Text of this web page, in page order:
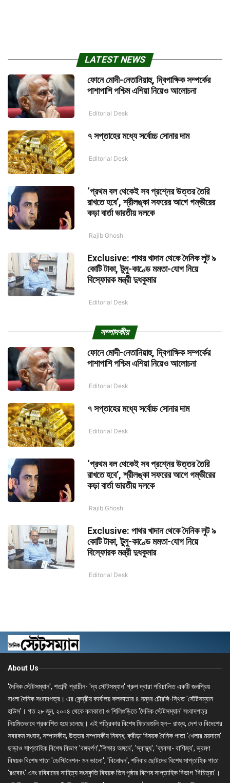
LATEST NEWS
ফোনে মোদী-নেতানিয়াহু, দ্বিপাক্ষিক সম্পর্কের
পাশাপাশি পশ্চিম এশিয়া নিয়েও আলোচনা
Editorial Desk
৭ সপ্তাহের মধ্যে সর্বোচ্চ সোনার দাম
Editorial Desk
‘প্রথম বল থেকেই সব প্রশ্নের উত্তর তৈরি
রাখতে হবে’, শ্রীলঙ্কা সফরের আগে গম্ভীরের
কড়া বার্তা ভারতীয় দলকে
Rajib Ghosh
Exclusive: পাথর খাদান থেকে দৈনিক লুট ৯
কোটি টাকা, টুলু-কাণ্ডে মমতা-যোগ নিয়ে
বিস্ফোরক মন্ত্রী দুধকুমার
Editorial Desk
সম্পাদকীয়
ফোনে মোদী-নেতানিয়াহু, দ্বিপাক্ষিক সম্পর্কের
পাশাপাশি পশ্চিম এশিয়া নিয়েও আলোচনা
Editorial Desk
৭ সপ্তাহের মধ্যে সর্বোচ্চ সোনার দাম
Editorial Desk
‘প্রথম বল থেকেই সব প্রশ্নের উত্তর তৈরি
রাখতে হবে’, শ্রীলঙ্কা সফরের আগে গম্ভীরের
কড়া বার্তা ভারতীয় দলকে
Rajib Ghosh
Exclusive: পাথর খাদান থেকে দৈনিক লুট ৯
কোটি টাকা, টুলু-কাণ্ডে মমতা-যোগ নিয়ে
বিস্ফোরক মন্ত্রী দুধকুমার
Editorial Desk
About Us
'দৈনিক স্টেটসম্যান', শতাব্দী প্রাচীন- 'দ্য স্টেটসম্যান' গ্রুপ দ্বারা পরিচালিত একটি জনপ্রিয়
বাংলা দৈনিক সংবাদপত্র। এর কেন্দ্রীয় কার্যালয় কলকাতার ৪ নম্বর চৌরঙ্গি-স্থিত 'স্টেটসম্যান
হাউস'। গত ২৮ জুন, ২০০৪ থেকে কলকাতা ও শিলিগুড়িতে 'দৈনিক স্টেটসম্যান' সংবাদপত্র
নিয়মিতভাবে প্রকাশিত হয়ে চলেছে। এই পত্রিকার বিশেষ ফিচারগুলি হল– রাজ্য, দেশ ও বিদেশের
সবরকম সংবাদ, সম্পাদকীয়, উত্তর সম্পাদকীয় নিবন্ধ, ক্রীড়া বিষয়ক দৈনিক পাতা 'খেলার ময়দানে'
ছাড়াও সাপ্তাহিক বিশেষ বিভাগ 'বঙ্গদর্পণ','শিক্ষার অঙ্গনে', 'স্বাস্থ্য', 'ব্যবসা- বাণিজ্য', ভ্রমণ
বিষয়ক বিশেষ পাতা 'ডেস্টিনেশন- মন ভালো', 'বিনোদন', শনিবার ছোটদের বিশেষ সাপ্তাহিক পাতা
'রংবেরং' এবং রবিবারের সাহিত্য সংস্কৃতি বিষয়ক তিন পৃষ্ঠার বিশেষ সাপ্তাহিক বিভাগ 'বিচিত্রা'।